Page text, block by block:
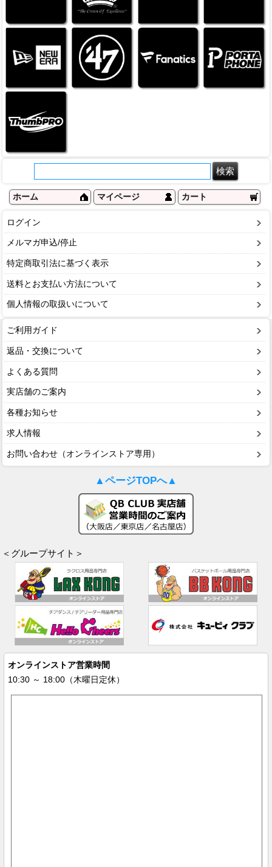
ホーム マイページ カート
ログイン
メルマガ申込/停止
特定商取引法に基づく表示
送料とお支払い方法について
個人情報の取扱いについて
ご利用ガイド
返品・交換について
よくある質問
実店舗のご案内
各種お知らせ
求人情報
お問い合わせ（オンラインストア専用）
▲ページTOPへ▲
＜グループサイト＞
オンラインストア営業時間
10:30 ～ 18:00（木曜日定休）